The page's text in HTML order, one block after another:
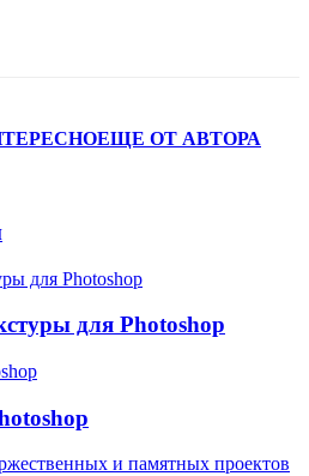
ЕЩЕ ОТ АВТОРА
для Photoshop